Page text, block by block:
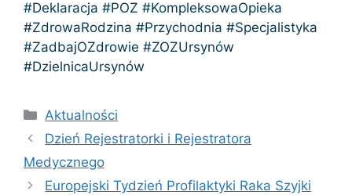
#Deklaracja #POZ #KompleksowaOpieka
#ZdrowaRodzina #Przychodnia #Specjalistyka
#ZadbajOZdrowie #ZOZUrsynów
#DzielnicaUrsynów
Kategorie
Aktualności
Dzień Rejestratorki i Rejestratora
Medycznego
Europejski Tydzień Profilaktyki Raka Szyjki